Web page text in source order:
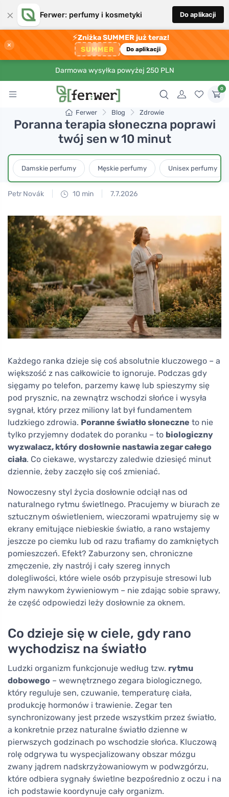
× Ferwer: perfumy i kosmetyki Do aplikacji
×
⚡Zniżka SUMMER już teraz!
SUMMER Do aplikacji
Darmowa wysyłka powyżej 250 PLN
0
Ferwer Blog Zdrowie
Poranna terapia słoneczna poprawi
twój sen w 10 minut
Damskie perfumy Męskie perfumy Unisex perfumy
Petr Novák 10 min 7.7.2026
Każdego ranka dzieje się coś absolutnie kluczowego – a
większość z nas całkowicie to ignoruje. Podczas gdy
sięgamy po telefon, parzemy kawę lub spieszymy się
pod prysznic, na zewnątrz wschodzi słońce i wysyła
sygnał, który przez miliony lat był fundamentem
ludzkiego zdrowia. Poranne światło słoneczne to nie
tylko przyjemny dodatek do poranku – to biologiczny
wyzwalacz, który dosłownie nastawia zegar całego
ciała. Co ciekawe, wystarczy zaledwie dziesięć minut
dziennie, żeby zaczęło się coś zmieniać.
Nowoczesny styl życia dosłownie odciął nas od
naturalnego rytmu świetlnego. Pracujemy w biurach ze
sztucznym oświetleniem, wieczorami wpatrujemy się w
ekrany emitujące niebieskie światło, a rano wstajemy
jeszcze po ciemku lub od razu trafiamy do zamkniętych
pomieszczeń. Efekt? Zaburzony sen, chroniczne
zmęczenie, zły nastrój i cały szereg innych
dolegliwości, które wiele osób przypisuje stresowi lub
złym nawykom żywieniowym – nie zdając sobie sprawy,
że część odpowiedzi leży dosłownie za oknem.
Co dzieje się w ciele, gdy rano
wychodzisz na światło
Ludzki organizm funkcjonuje według tzw. rytmu
dobowego – wewnętrznego zegara biologicznego,
który reguluje sen, czuwanie, temperaturę ciała,
produkcję hormonów i trawienie. Zegar ten
synchronizowany jest przede wszystkim przez światło,
a konkretnie przez naturalne światło dzienne w
pierwszych godzinach po wschodzie słońca. Kluczową
rolę odgrywa tu wyspecjalizowany obszar mózgu
zwany jądrem nadskrzyżowaniowym w podwzgórzu,
które odbiera sygnały świetlne bezpośrednio z oczu i na
ich podstawie koordynuje cały organizm.